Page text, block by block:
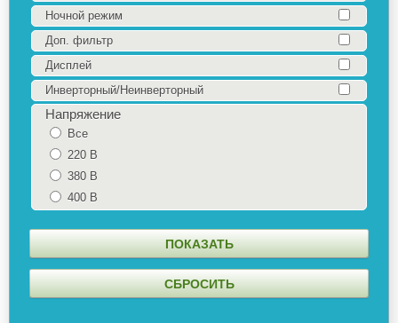
Ночной режим
Доп. фильтр
Дисплей
Инверторный/Неинверторный
Напряжение
Все
220 В
380 В
400 В